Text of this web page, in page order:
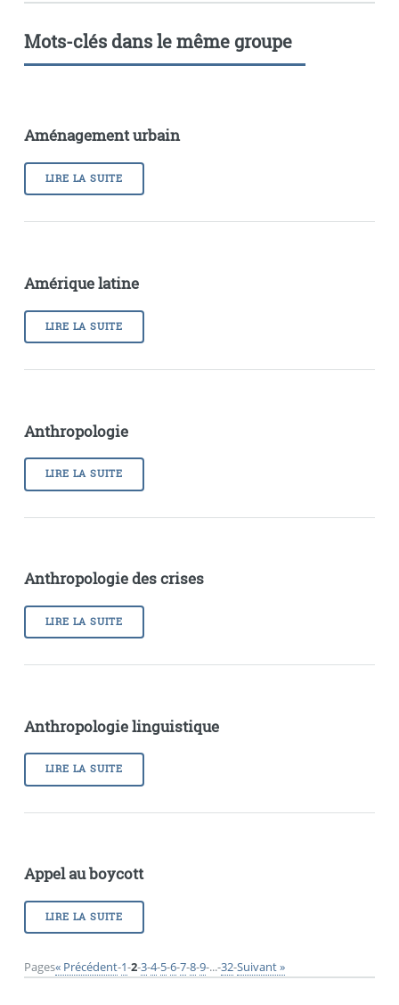
Mots-clés dans le même groupe
Aménagement urbain
LIRE LA SUITE
Amérique latine
LIRE LA SUITE
Anthropologie
LIRE LA SUITE
Anthropologie des crises
LIRE LA SUITE
Anthropologie linguistique
LIRE LA SUITE
Appel au boycott
LIRE LA SUITE
Pages« Précédent-1-2-3-4-5-6-7-8-9-...-32-Suivant »